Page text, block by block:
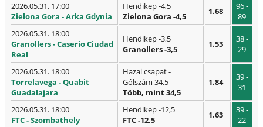
2026.05.31. 17:00
Zielona Gora - Arka Gdynia
Hendikep -4,5
Zielona Gora -4,5
1.68
96 -
89
2026.05.31. 18:00
Granollers - Caserio Ciudad
Real
Hendikep -3,5
Granollers -3,5
1.53
38 -
29
2026.05.31. 18:00
Torrelavega - Quabit
Guadalajara
Hazai csapat -
Gólszám 34,5
Több, mint 34,5
1.84
39 -
31
2026.05.31. 18:00
FTC - Szombathely
Hendikep -12,5
FTC -12,5
1.63
39 -
22